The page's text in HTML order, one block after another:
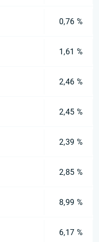
0,76 %
1,61 %
2,46 %
2,45 %
2,39 %
2,85 %
8,99 %
6,17 %